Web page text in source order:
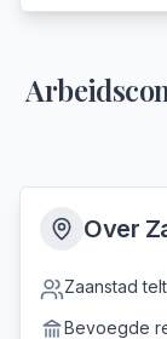
Over
Zaanstad telt
Bevoegde